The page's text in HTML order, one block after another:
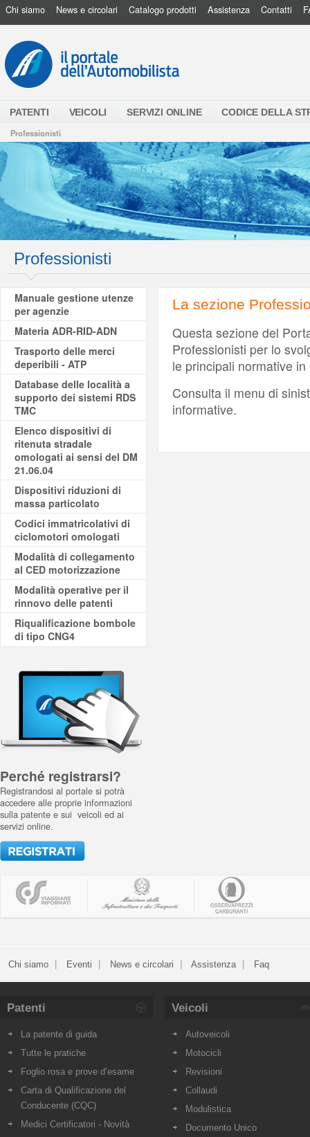
Chi siamo News e circolari Catalogo prodotti Assistenza Contatti
PATENTI VEICOLI SERVIZI ONLINE
CODICE DELLA
Professionisti
Professionisti
Manuale gestione utenze
per agenzie
Materia ADR-RID-ADN
Trasporto delle merci
deperibili - ATP
Database delle località a
supporto dei sistemi RDS
TMC
Elenco dispositivi di
ritenuta stradale
omologati ai sensi del DM
21.06.04
Dispositivi riduzioni di
massa particolato
Codici immatricolativi di
ciclomotori omologati
Modalità di collegamento
al CED motorizzazione
Modalità operative per il
rinnovo delle patenti
Riqualificazione bombole
di tipo CNG4
Perché registrarsi?
Registrandosi al portale si potrà
accedere alle proprie informazioni
sulla patente e sui veicoli ed ai
servizi online.
La sezione
Questa sezione del
Professionisti per lo
le principali normative
Consulta il menu di
informative.
Chi siamo Eventi News e circolari Assistenza Faq
Patenti
La patente di guida
Tutte le pratiche
Foglio rosa e prove d’esame
Carta di Qualificazione del
Conducente (CQC)
Medici Certificatori - Novità
Veicoli
Autoveicoli
Motocicli
Revisioni
Collaudi
Modulistica
Documento Unico